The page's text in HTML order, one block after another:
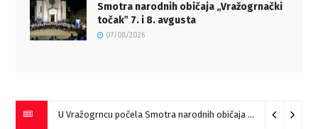
Smotra narodnih običaja „Vražogrnački
točakˮ 7. i 8. avgusta
07/08/2026
U Vražogrncu počela Smotra narodnih običaja „Vražogrnački točak“